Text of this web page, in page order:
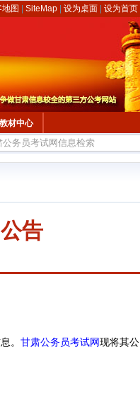
图 SiteMap 设为桌面 设为首页
教材中心
告
。 甘肃公务员考试网现将其公